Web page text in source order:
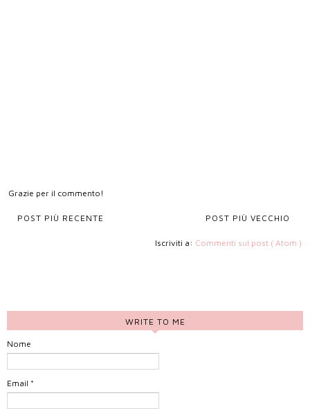
Grazie per il commento!
POST PIÙ RECENTE POST PIÙ VECCHIO
Iscriviti a: Commenti sul post ( Atom )
WRITE TO ME
Nome
Email *